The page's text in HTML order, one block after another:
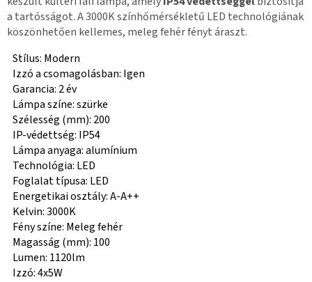
a tartósságot. A 3000K színhőmérsékletű LED technológiának
köszönhetően kellemes, meleg fehér fényt áraszt.
Stílus: Modern
Izzó a csomagolásban: Igen
Garancia: 2 év
Lámpa színe: szürke
Szélesség (mm): 200
IP-védettség: IP54
Lámpa anyaga: alumínium
Technológia: LED
Foglalat típusa: LED
Energetikai osztály: A-A++
Kelvin: 3000K
Fény színe: Meleg fehér
Magasság (mm): 100
Lumen: 1120lm
Izzó: 4x5W